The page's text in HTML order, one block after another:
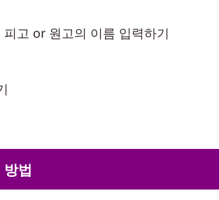
고 or 원고의 이름 입력하기
법